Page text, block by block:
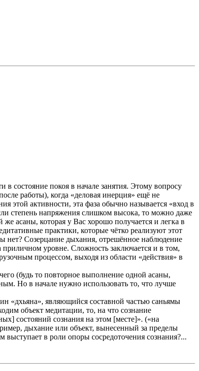
состояние покоя в начале занятия. Этому вопросу
работы), когда «деловая инерция» ещё не
этой активности, эта фаза обычно называется «вход в
степень напряжения слишком высока, то можно даже
асаны, которая у Вас хорошо получается и легка в
практики, которые чётко реализуют этот
нет? Созерцание дыхания, отрешённое наблюдение
приличном уровне. Сложность заключается и в том,
процессом, выходя из области «действия» в
(будь то повторное выполнение одной асаны,
Но в начале нужно использовать то, что лучше
«дхьяна», являющийся составной частью саньямы
объект медитации, то, на что сознание
состояний сознания на этом [месте]». («на
дыхание или объект, вынесенный за пределы
в роли опоры сосредоточения сознания?...